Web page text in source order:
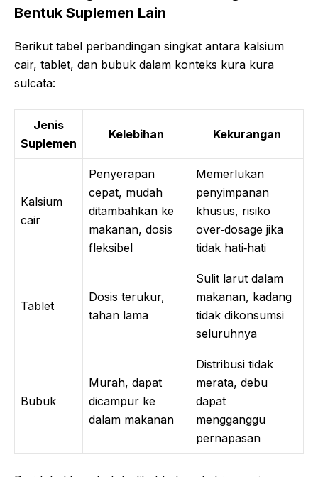
Bentuk Suplemen Lain
Berikut tabel perbandingan singkat antara kalsium
cair, tablet, dan bubuk dalam konteks kura kura
sulcata:
Jenis
Suplemen
Kelebihan Kekurangan
Kalsium
cair
Penyerapan
cepat, mudah
ditambahkan ke
makanan, dosis
fleksibel
Memerlukan
penyimpanan
khusus, risiko
over‑dosage jika
tidak hati‑hati
Tablet
Dosis terukur,
tahan lama
Sulit larut dalam
makanan, kadang
tidak dikonsumsi
seluruhnya
Bubuk
Murah, dapat
dicampur ke
dalam makanan
Distribusi tidak
merata, debu
dapat
mengganggu
pernapasan